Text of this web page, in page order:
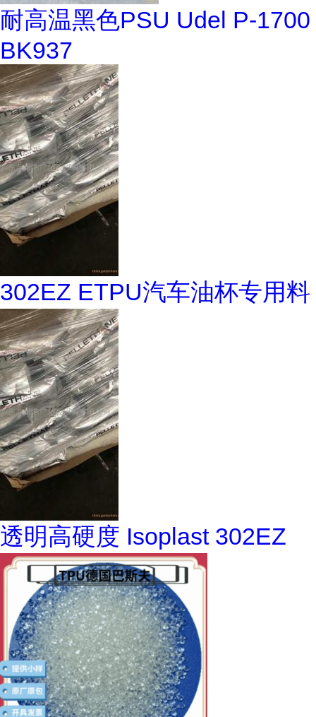
耐高温黑色PSU Udel P-1700
BK937
302EZ ETPU汽车油杯专用料
透明高硬度 Isoplast 302EZ